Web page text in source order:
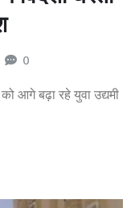
0
आगे बढ़ा रहे युवा उद्यमी